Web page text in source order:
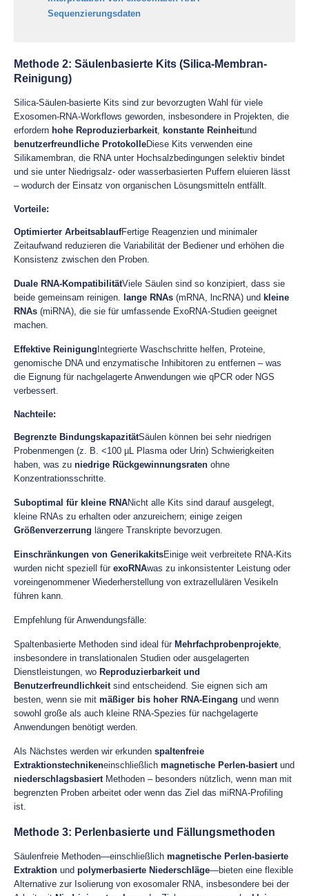
Sequenzierungsdaten
Methode 2: Säulenbasierte Kits (Silica-Membran-
Reinigung)
Silica-Säulen-basierte Kits sind zur bevorzugten Wahl für viele
Exosomen-RNA-Workflows geworden, insbesondere in Projekten, die
erfordern hohe Reproduzierbarkeit, konstante Reinheitund
benutzerfreundliche ProtokolleDiese Kits verwenden eine
Silikamembran, die RNA unter Hochsalzbedingungen selektiv bindet
und sie unter Niedrigsalz- oder wasserbasierten Puffern eluieren lässt
– wodurch der Einsatz von organischen Lösungsmitteln entfällt.
Vorteile:
Optimierter ArbeitsablaufFertige Reagenzien und minimaler
Zeitaufwand reduzieren die Variabilität der Bediener und erhöhen die
Konsistenz zwischen den Proben.
Duale RNA-KompatibilitätViele Säulen sind so konzipiert, dass sie
beide gemeinsam reinigen. lange RNAs (mRNA, lncRNA) und kleine
RNAs (miRNA), die sie für umfassende ExoRNA-Studien geeignet
machen.
Effektive Reinigung Integrierte Waschschritte helfen, Proteine,
genomische DNA und enzymatische Inhibitoren zu entfernen – was
die Eignung für nachgelagerte Anwendungen wie qPCR oder NGS
verbessert.
Nachteile:
Begrenzte BindungskapazitätSäulen können bei sehr niedrigen
Probenmengen (z. B. <100 µL Plasma oder Urin) Schwierigkeiten
haben, was zu niedrige Rückgewinnungsraten ohne
Konzentrationsschritte.
Suboptimal für kleine RNANicht alle Kits sind darauf ausgelegt,
kleine RNAs zu erhalten oder anzureichern; einige zeigen
Größenverzerrung längere Transkripte bevorzugen.
Einschränkungen von GenerikakitsEinige weit verbreitete RNA-Kits
wurden nicht speziell für exoRNAwas zu inkonsistenter Leistung oder
voreingenommener Wiederherstellung von extrazellulären Vesikeln
führen kann.
Empfehlung für Anwendungsfälle:
Spaltenbasierte Methoden sind ideal für Mehrfachprobenprojekte,
insbesondere in translationalen Studien oder ausgelagerten
Dienstleistungen, wo Reproduzierbarkeit und
Benutzerfreundlichkeitsind entscheidend. Sie eignen sich am
besten, wenn sie mit mäßiger bis hoher RNA-Eingang und wenn
sowohl große als auch kleine RNA-Spezies für nachgelagerte
Anwendungen benötigt werden.
Als Nächstes werden wir erkunden spaltenfreie
Extraktionstechnikeneinschließlich magnetische Perlen-basiertund
niederschlagsbasiertMethoden – besonders nützlich, wenn man mit
begrenzten Proben arbeitet oder wenn das Ziel das miRNA-Profiling
ist.
Methode 3: Perlenbasierte und Fällungsmethoden
Säulenfreie Methoden—einschließlich magnetische Perlen-basierte
Extraktion und polymerbasierte Niederschläge—bieten eine flexible
Alternative zur Isolierung von exosomaler RNA, insbesondere bei der